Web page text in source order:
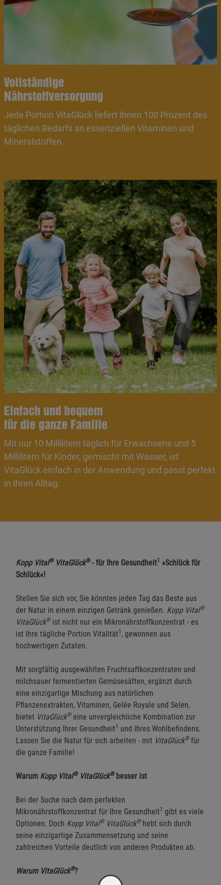
Vollständige
Nährstoffversorgung
Jede Portion VitaGlück liefert Ihnen 100 Prozent des
täglichen Bedarfs an essenziellen Vitaminen und
Mineralstoffen.
Einfach und bequem
für die ganze Familie
Mit nur 10 Millilitern täglich für Erwachsene und 5
Millilitern für Kinder, gemischt mit Wasser, ist
VitaGlück einfach in der Anwendung und passt perfekt
in Ihren Alltag.
Kopp Vital®VitaGlück®- für Ihre Gesundheit1 »Schlück für
Schlück«!
Stellen Sie sich vor, Sie könnten jeden Tag das Beste aus
der Natur in einem einzigen Getränk genießen. Kopp Vital®
VitaGlück®ist nicht nur ein Mikronährstoffkonzentrat - es
ist Ihre tägliche Portion Vitalität1 , gewonnen aus
hochwertigen Zutaten.
Mit sorgfältig ausgewählten Fruchtsaftkonzentraten und
milchsauer fermentierten Gemüsesäften, ergänzt durch
eine einzigartige Mischung aus natürlichen
Pflanzenextrakten, Vitaminen, Gelée Royale und Selen,
bietet VitaGlück®eine unvergleichliche Kombination zur
Unterstützung Ihrer Gesundheit1 und Ihres Wohlbefindens.
Lassen Sie die Natur für sich arbeiten - mit VitaGlück®für
die ganze Familie!
Warum Kopp Vital®VitaGlück®besser ist
Bei der Suche nach dem perfekten
Mikronährstoffkonzentrat für Ihre Gesundheit1 gibt es viele
Optionen. Doch Kopp Vital®VitaGlück®hebt sich durch
seine einzigartige Zusammensetzung und seine
zahlreichen Vorteile deutlich von anderen Produkten ab.
Warum VitaGlück®?